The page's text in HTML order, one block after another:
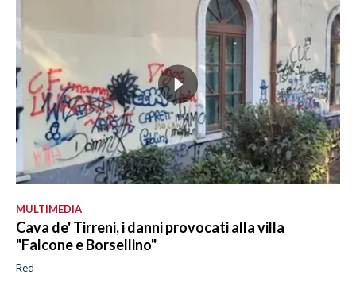
MULTIMEDIA
Cava de' Tirreni, i danni provocati alla villa
"Falcone e Borsellino"
Red